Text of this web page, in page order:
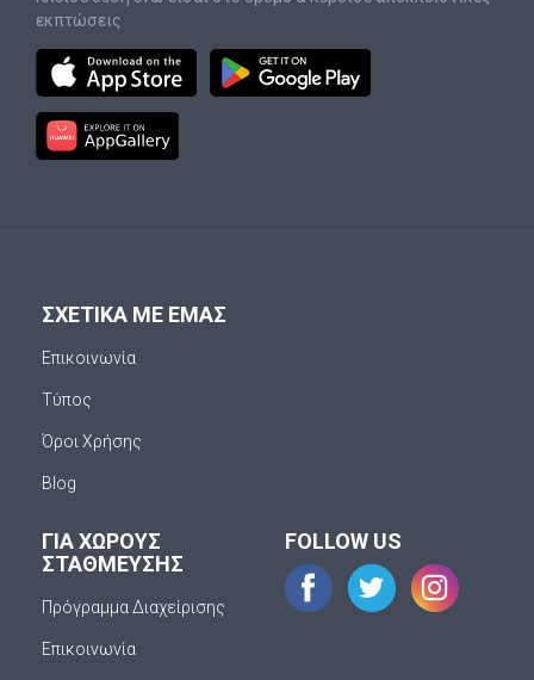
εκπτώσεις
ΣΧΕΤΙΚΑ ΜΕ ΕΜΑΣ
Επικοινωνία
Τύπος
Όροι Χρήσης
Blog
ΓΙΑ ΧΩΡΟΥΣ
ΣΤΑΘΜΕΥΣΗΣ
Πρόγραμμα Διαχείρισης
Επικοινωνία
FOLLOW US